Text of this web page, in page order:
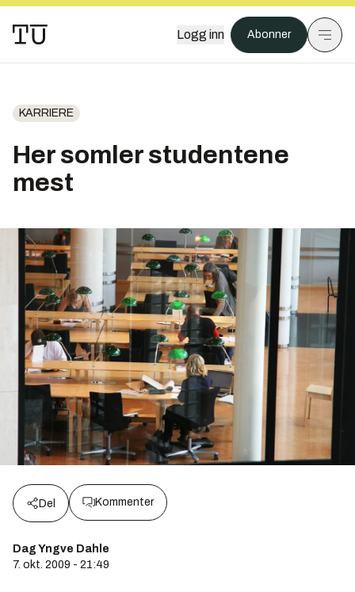
Logg inn Abonner
KARRIERE
Her somler studentene
mest
Del Kommenter
Dag Yngve Dahle
7. okt. 2009 - 21:49